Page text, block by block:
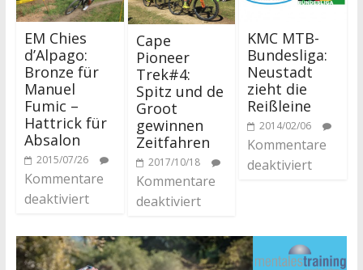
EM Chies
d’Alpago:
Bronze für
Manuel
Fumic –
Hattrick für
Absalon
2015/07/26
Kommentare
deaktiviert
Cape
Pioneer
Trek#4:
Spitz und de
Groot
gewinnen
Zeitfahren
2017/10/18
Kommentare
deaktiviert
KMC MTB-
Bundesliga:
Neustadt
zieht die
Reißleine
2014/02/06
Kommentare
deaktiviert